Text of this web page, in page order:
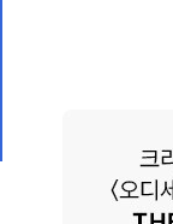
[외국도서 쿠폰] 1천